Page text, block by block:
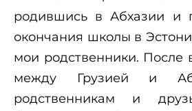
родившись в Абхазии и
окончания школы в
мои родственники. После
между Грузией и
родственникам и